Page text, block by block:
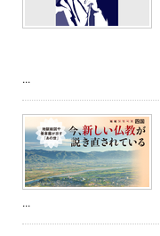
...
...